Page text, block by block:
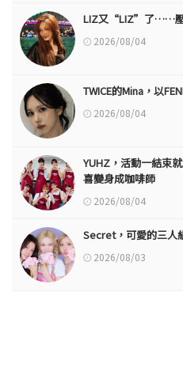
LIZ又“LIZ”了……壓
2026/08/04
TWICE的Mina，以
2026/08/04
YUHZ，活動一結束
喜變身成咖啡師
2026/08/04
Secret，可愛的三
2026/08/03